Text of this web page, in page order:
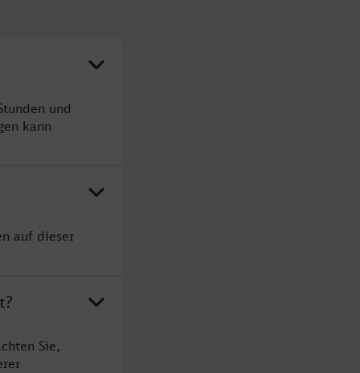
und
kann
auf dieser
Sie,